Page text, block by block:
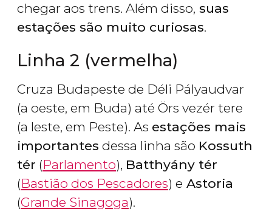
chegar aos trens. Além disso, suas
estações são muito curiosas.
Linha 2 (vermelha)
Cruza Budapeste de Déli Pályaudvar
(a oeste, em Buda) até Örs vezér tere
(a leste, em Peste). As estações mais
importantes dessa linha são Kossuth
tér (Parlamento), Batthyány tér
(Bastião dos Pescadores) e Astoria
(Grande Sinagoga).